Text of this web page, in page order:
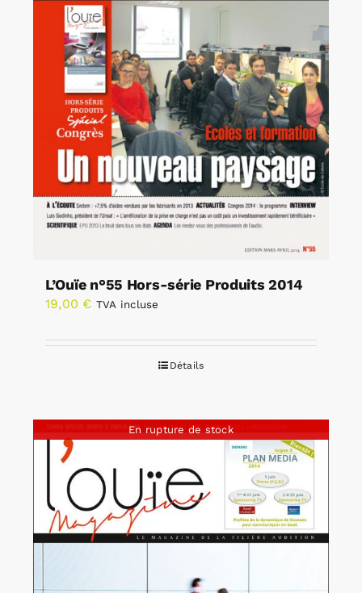
L’Ouïe n°55 Hors-série Produits 2014
19,00 € TVA incluse
Détails
En rupture de stock